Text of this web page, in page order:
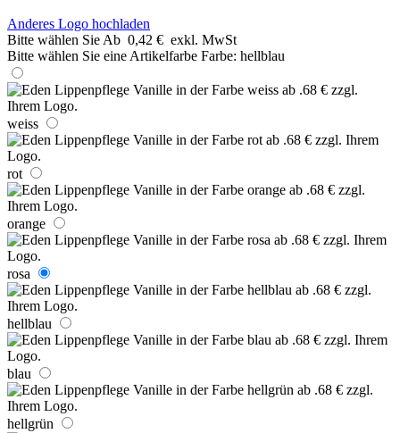
Anderes Logo hochladen
Bitte wählen Sie Ab 0,42 € exkl. MwSt
Bitte wählen Sie eine Artikelfarbe Farbe: hellblau
weiss
rot
orange
rosa
hellblau
blau
hellgrün